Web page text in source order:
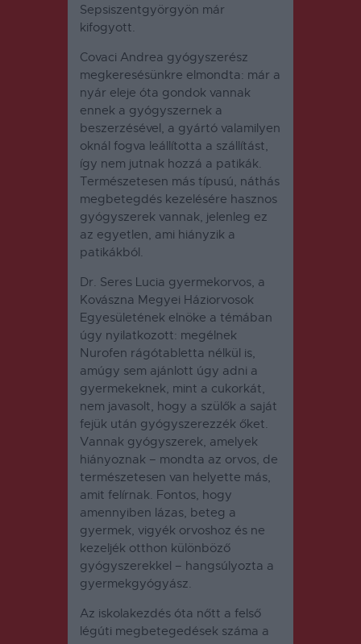
Sepsiszentgyörgyön már
kifogyott.
Covaci Andrea gyógyszerész
megkeresésünkre elmondta: már a
nyár eleje óta gondok vannak
ennek a gyógyszernek a
beszerzésével, a gyártó valamilyen
oknál fogva leállította a szállítást,
így nem jutnak hozzá a patikák.
Természetesen más típusú, náthás
megbetegdés kezelésére hasznos
gyógyszerek vannak, jelenleg ez
az egyetlen, ami hiányzik a
patikákból.
Dr. Seres Lucia gyermekorvos, a
Kovászna Megyei Háziorvosok
Egyesületének elnöke a témában
úgy nyilatkozott: megélnek
Nurofen rágótabletta nélkül is,
amúgy sem ajánlott úgy adni a
gyermekeknek, mint a cukorkát,
nem javasolt, hogy a szülők a saját
fejük után gyógyszerezzék őket.
Vannak gyógyszerek, amelyek
hiányoznak – mondta az orvos, de
természetesen van helyette más,
amit felírnak. Fontos, hogy
amennyiben lázas, beteg a
gyermek, vigyék orvoshoz és ne
kezeljék otthon különböző
gyógyszerekkel – hangsúlyozta a
gyermekgyógyász.
Az iskolakezdés óta nőtt a felső
légúti megbetegedések száma a